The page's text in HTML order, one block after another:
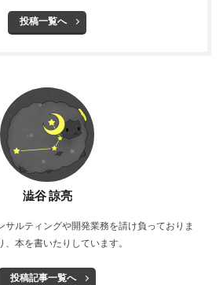
投稿一覧へ
澁谷 諒亮
ルティングや開発業務を請け負っておりま
本を書いたりしています。
投稿記事一覧へ